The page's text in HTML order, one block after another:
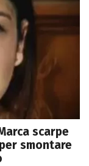
scarpe
smontare